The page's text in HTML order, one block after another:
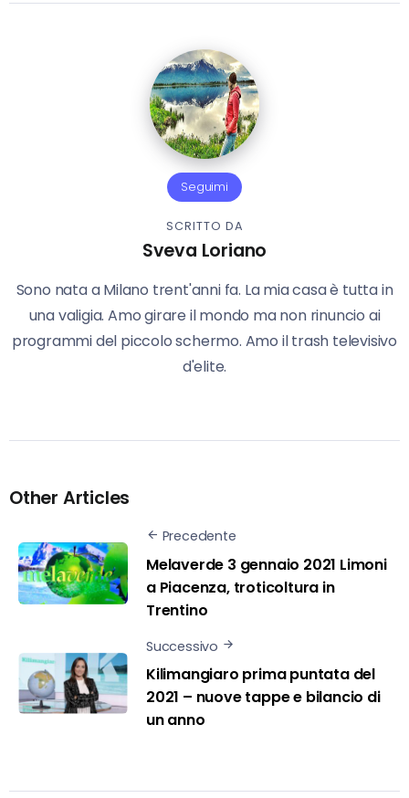
Seguimi
SCRITTO DA
Sveva Loriano
Sono nata a Milano trent'anni fa. La mia casa è tutta in
una valigia. Amo girare il mondo ma non rinuncio ai
programmi del piccolo schermo. Amo il trash televisivo
d'elite.
Other Articles
Precedente
Melaverde 3 gennaio 2021 Limoni
a Piacenza, troticoltura in
Trentino
Successivo
Kilimangiaro prima puntata del
2021 – nuove tappe e bilancio di
un anno